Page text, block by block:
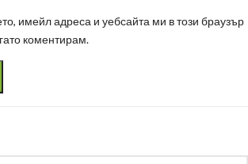
имейл адреса и уебсайта ми в този браузър
коментирам.